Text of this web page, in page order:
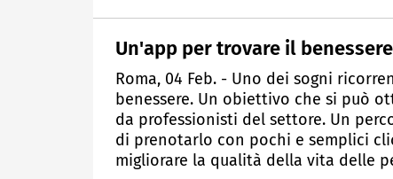
Un'app per trovare il
Roma, 04 Feb. - Uno dei sogni
benessere. Un obiettivo che si può
da professionisti del settore. Un
di prenotarlo con pochi e semplici
migliorare la qualità della vita delle